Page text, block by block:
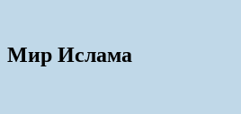
Мир Ислама